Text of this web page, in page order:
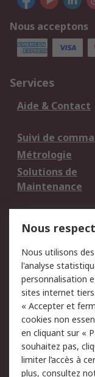
Nous acceptons
Services
Aide & Contact
Suivi de
Métrologie
Solutions de
Maintenance
du site
Politique de
des données -
jour
Conditions
de vente
Campagnes
Nous
Nous utilisons
l'analyse
personnalisation
sites internet
« Accepter et
cookies non
en cliquant sur «
souhaitez pas,
limiter l’accès à
plus, consultez